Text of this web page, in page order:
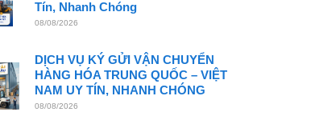
Tín, Nhanh Chóng
08/08/2026
DỊCH VỤ KÝ GỬI VẬN CHUYỂN
HÀNG HÓA TRUNG QUỐC – VIỆT
NAM UY TÍN, NHANH CHÓNG
08/08/2026